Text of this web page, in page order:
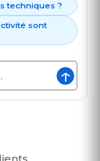
techniques ?
sont
↑